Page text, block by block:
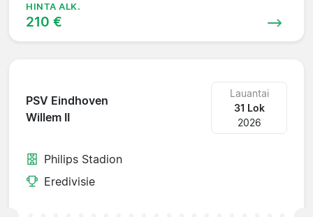
HINTA ALK.
210 €
PSV Eindhoven
Willem II
Lauantai
31 Lok
2026
Philips Stadion
Eredivisie